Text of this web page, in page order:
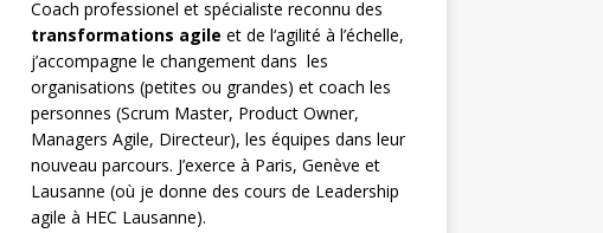
Coach professionel et spécialiste reconnu des
transformations agile et de l‘agilité à l’échelle,
j’accompagne le changement dans les
organisations (petites ou grandes) et coach les
personnes (Scrum Master, Product Owner,
Managers Agile, Directeur), les équipes dans leur
nouveau parcours. J’exerce à Paris, Genève et
Lausanne (où je donne des cours de Leadership
agile à HEC Lausanne).